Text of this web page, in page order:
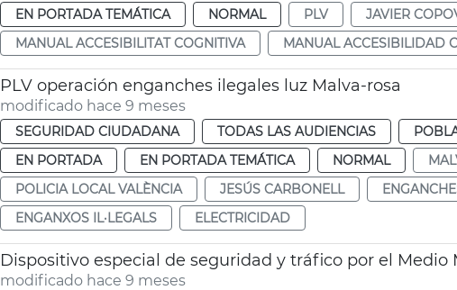
EN PORTADA TEMÁTICA
NORMAL PLV
JAVIER
MANUAL ACCESIBILITAT COGNITIVA
MANUAL ACCESIBILIDAD
PLV operación enganches ilegales luz Malva-rosa
modificado hace 9 meses
SEGURIDAD CIUDADANA TODAS LAS AUDIENCIAS
EN PORTADA
EN PORTADA TEMÁTICA NORMAL
POLICIA LOCAL VALÈNCIA
JESÚS CARBONELL
ENGANXOS IL·LEGALS
ELECTRICIDAD
Dispositivo especial de seguridad y tráfico por el Medio
modificado hace 9 meses